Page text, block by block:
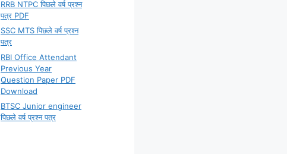
RRB NTPC पिछले वर्ष प्रश्न
पत्र PDF
SSC MTS पिछले वर्ष प्रश्न
पत्र
RBI Office Attendant
Previous Year
Question Paper PDF
Download
BTSC Junior engineer
पिछले वर्ष प्रश्न पत्र